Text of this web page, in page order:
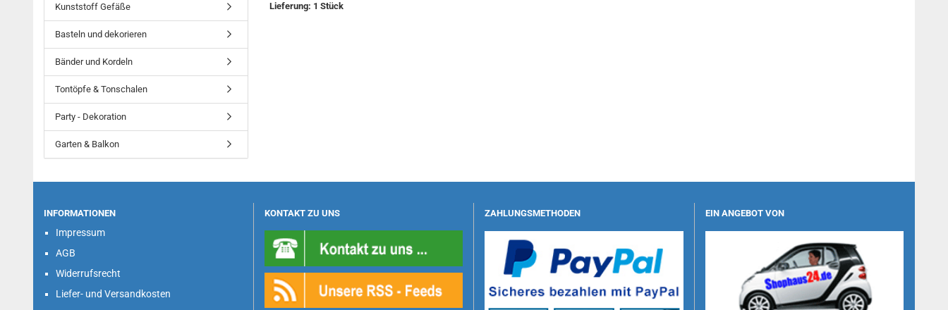
Lieferung: 1 Stück
Kunststoff Gefäße
Basteln und dekorieren
Bänder und Kordeln
Tontöpfe & Tonschalen
Party - Dekoration
Garten & Balkon
INFORMATIONEN
Impressum
AGB
Widerrufsrecht
Liefer- und Versandkosten
KONTAKT ZU UNS ZAHLUNGSMETHODEN EIN ANGEBOT VON